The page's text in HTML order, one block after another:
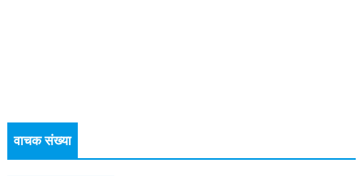
वाचक संख्या